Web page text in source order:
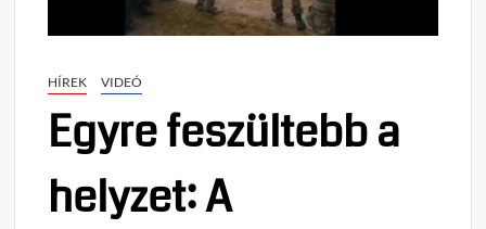
HÍREK VIDEÓ
Egyre feszültebb a
helyzet: A